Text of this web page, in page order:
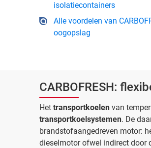
isolatiecontainers
Alle voordelen van
oogopslag
CARBOFRESH:
Het transportkoelen van
transportkoelsystemen. De
brandstofaangedreven motor:
dieselmotor ofwel indirect door